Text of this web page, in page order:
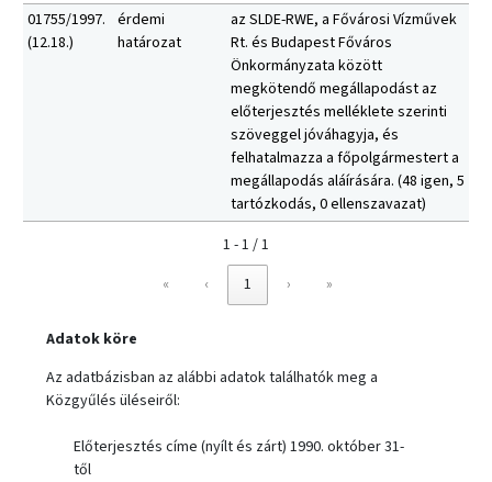
01755/1997.
(12.18.)
érdemi
határozat
az SLDE-RWE, a Fővárosi Vízművek
Rt. és Budapest Főváros
Önkormányzata között
megkötendő megállapodást az
előterjesztés melléklete szerinti
szöveggel jóváhagyja, és
felhatalmazza a főpolgármestert a
megállapodás aláírására. (48 igen, 5
tartózkodás, 0 ellenszavazat)
1 - 1 / 1
«
‹ 1 › »
Adatok köre
Az adatbázisban az alábbi adatok találhatók meg a
Közgyűlés üléseiről:
Előterjesztés címe (nyílt és zárt) 1990. október 31-
től